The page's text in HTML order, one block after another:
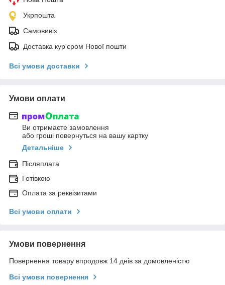
Укрпошта
Самовивіз
Доставка кур'єром Нової пошти
Всі умови доставки
Умови оплати
Ви отримаєте замовлення
або гроші повернуться на вашу картку
Детальніше
Післяплата
Готівкою
Оплата за реквізитами
Всі умови оплати
Умови повернення
Повернення товару впродовж 14 днів за домовленістю
Всі умови повернення